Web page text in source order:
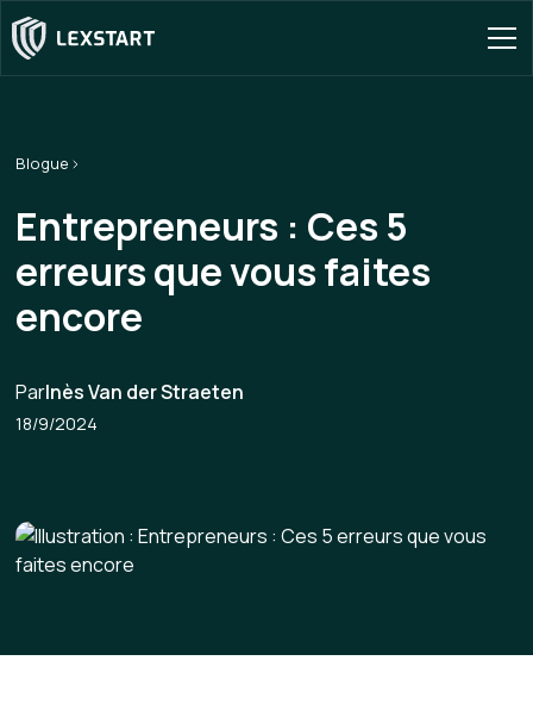
Blogue
Entrepreneurs : Ces 5
erreurs que vous faites
encore
ParInès Van der Straeten
18/9/2024